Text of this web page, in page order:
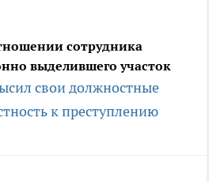
сотрудника
выделившего участок
свои должностные
к преступлению